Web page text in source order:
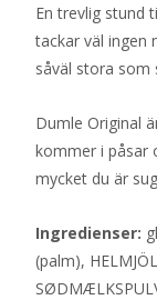
En trevlig stund
tackar väl ingen
såväl stora som
Dumle Original
kommer i påsar
mycket du är
Ingredienser:
(palm),